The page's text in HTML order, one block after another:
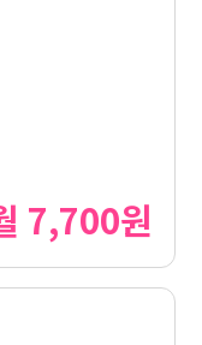
7,700원